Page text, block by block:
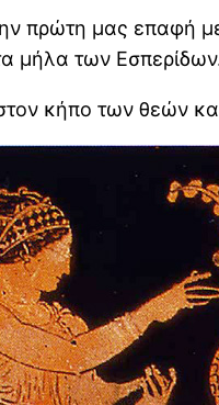
πρώτη μας επαφή
μήλα των
κήπο των θεών